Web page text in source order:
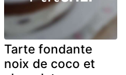
Tarte fondante
noix de coco et